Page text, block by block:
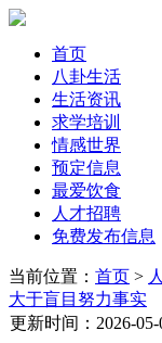
首页
八卦生活
生活资讯
求学培训
情感世界
预定信息
最爱饮食
人才招聘
免费发布信息
当前位置： 首页 >
大于盲目努力事实
更新时间 ：2026-